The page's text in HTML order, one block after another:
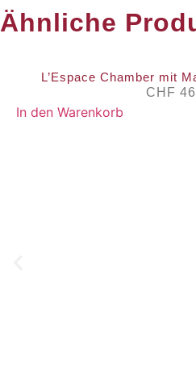
Ähnliche
L’Espace Chamber mit
CHF
In den Warenkorb